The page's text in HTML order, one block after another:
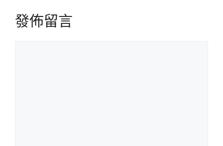
發佈留言